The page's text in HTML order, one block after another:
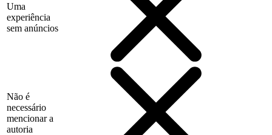
Uma
experiência
sem anúncios
Não é
necessário
mencionar a
autoria